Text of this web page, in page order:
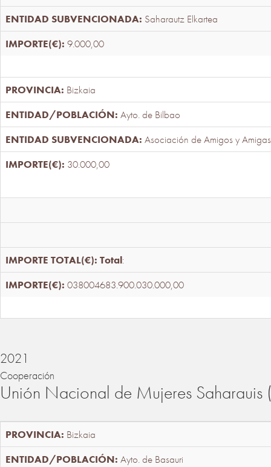
Saharautz Elkartea
9.000,00
Bizkaia
Ayto. de Bilbao
Asociación de Amigos y
30.000,00
Total:
038004683.900.030.000,00
2021
Cooperación
Unión Nacional de Mujeres
Bizkaia
Ayto. de Basauri